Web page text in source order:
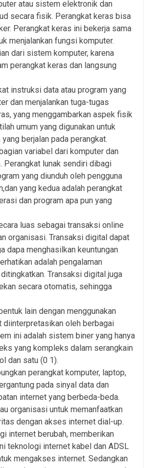
atau sistem elektronik dan
secara fisik. Perangkat keras bisa
Perangkat keras ini bekerja sama
menjalankan fungsi komputer.
dari sistem komputer, karena
perangkat keras dan langsung
instruksi data atau program yang
dan menjalankan tuga-tugas
yang menggambarkan aspek fisik
umum yang digunakan untuk
berjalan pada perangkat.
variabel dari komputer dan
Perangkat lunak sendiri dibagi
yang diunduh oleh pengguna
yang kedua adalah perangkat
dan program apa pun yang
luas sebagai transaksi online
organisasi. Transaksi digital dapat
dapa menghasilkan keuntungan
adalah pengalaman
Transaksi digital juga
secara otomatis, sehingga
lain dengan menggunakan
oleh berbagai
ini adalah sistem biner yang hanya
yang kompleks dalam serangkain
dan satu (0 1).
perangkat komputer, laptop,
pada sinyal data dan
internet yang berbeda-beda.
organisasi untuk memanfaatkan
dengan akses internet dial-up.
internet berubah, memberikan
teknologi internet kabel dan ADSL
mengakses internet. Sedangkan